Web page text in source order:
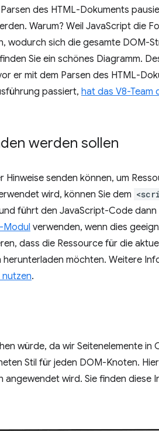
des HTML-Dokuments
Warum? Weil JavaScript die
wodurch sich die gesamte DOM-
Sie ein schönes Diagramm.
er mit dem Parsen des HTML-
passiert, hat das V8-Team
werden sollen
senden können, um
wird, können Sie dem
führt den JavaScript-Code
Modul verwenden, wenn dies
dass die Ressource für die
möchten. Weitere
.
würde, da wir Seitenelemente in
Stil für jeden DOM-Knoten.
wird. Sie finden diese